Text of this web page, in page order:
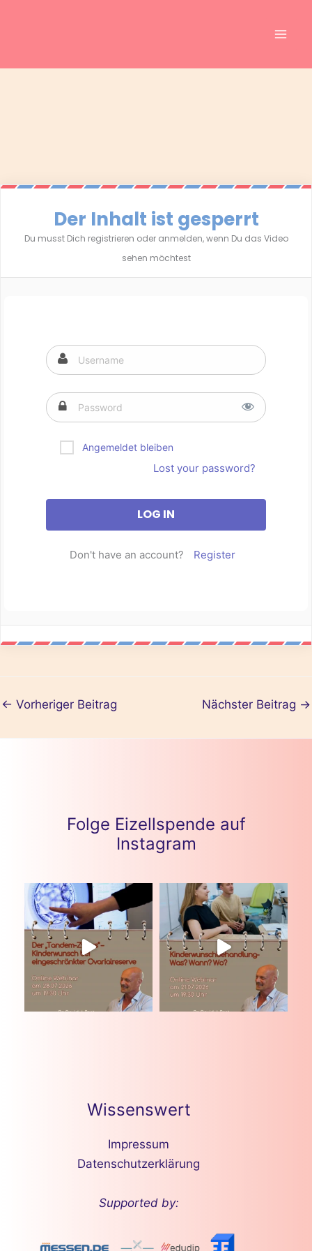
Der Inhalt ist gesperrt
Du musst Dich registrieren oder anmelden, wenn Du das Video
sehen möchtest
Angemeldet bleiben
Lost your password?
Don't have an account? Register
← Vorheriger Beitrag Nächster Beitrag →
Folge Eizellspende auf
Instagram
Wissenswert
Impressum
Datenschutzerklärung
Supported by: